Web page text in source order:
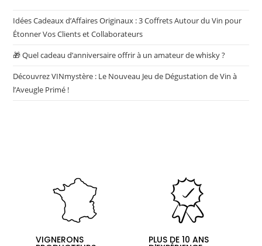
Idées Cadeaux d’Affaires Originaux : 3 Coffrets Autour du Vin pour
Étonner Vos Clients et Collaborateurs
🎁 Quel cadeau d’anniversaire offrir à un amateur de whisky ?
Découvrez VINmystère : Le Nouveau Jeu de Dégustation de Vin à
l’Aveugle Primé !
VIGNERONS PLUS DE 10 ANS